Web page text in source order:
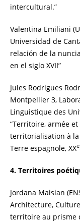
intercultural.”
Valentina Emiliani
Universidad de
relación de la
en el siglo XVII”
Jules Rodrigues
Montpellier 3,
Linguistique des
“Territoire, armée
territorialisation à la
Terre espagnole, XXe
4. Territoires
Jordana Maisian
Architecture,
territoire au prisme